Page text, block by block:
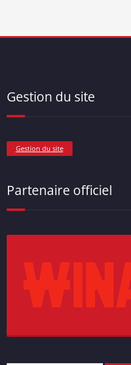
Gestion du site
Gestion du site
Partenaire officiel